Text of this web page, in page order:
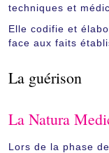
techniques et
Elle codifie et
face aux faits
La guérison
La Natura
Lors de la phase